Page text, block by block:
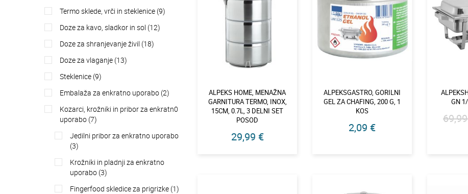
termo sklede, vrči in steklenice (9)
doze za kavo, sladkor in sol (12)
doze za shranjevanje živil (18)
doze za vlaganje (13)
steklenice (9)
embalaža za enkratno uporabo (2)
kozarci, krožniki in pribor za enkratn0
uporabo (7)
jedilni pribor za enkratno uporabo
(3)
krožniki in pladnji za enkratno
uporabo (3)
fingerfood skledice za prigrizke (1)
ALPEKS HOME, MENAŽNA
GARNITURA TERMO, INOX,
15CM, 0.7L, 3 DELNI SET
POSOD
29,99 €
ALPEKSGASTRO, GORILNI
GEL ZA CHAFING, 200 G, 1
KOS
2,09 €
GN